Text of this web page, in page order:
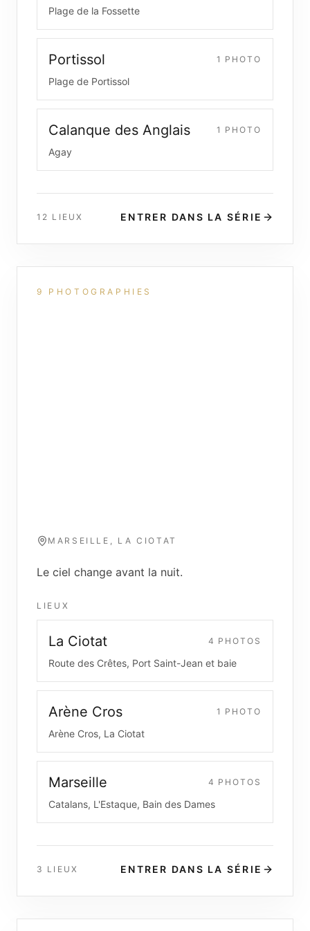
Plage de la Fossette
Portissol 1 PHOTO
Plage de Portissol
Calanque des Anglais 1 PHOTO
Agay
12 LIEUX ENTRER DANS LA SÉRIE
9 PHOTOGRAPHIES
MARSEILLE, LA CIOTAT
Le ciel change avant la nuit.
LIEUX
La Ciotat 4 PHOTO S
Route des Crêtes, Port Saint-Jean et baie
Arène Cros 1 PHOTO
Arène Cros, La Ciotat
Marseille 4 PHOTO S
Catalans, L'Estaque, Bain des Dames
3 LIEUX ENTRER DANS LA SÉRIE